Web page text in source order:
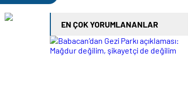
EN ÇOK YORUMLANANLAR